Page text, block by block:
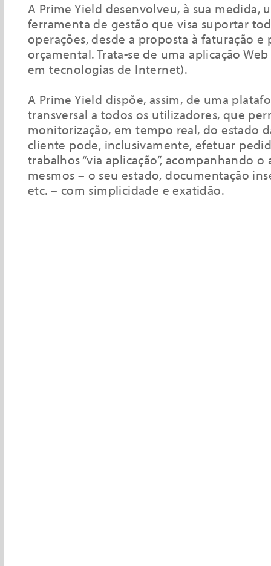
A Prime Yield desenvolveu, à sua medida,
ferramenta de gestão que visa suportar
operações, desde a proposta à faturação
orçamental. Trata-se de uma aplicação
em tecnologias de Internet).
A Prime Yield dispõe, assim, de uma
transversal a todos os utilizadores, que
monitorização, em tempo real, do estado
cliente pode, inclusivamente, efetuar
trabalhos “via aplicação”, acompanhando
mesmos – o seu estado, documentação
etc. – com simplicidade e exatidão.